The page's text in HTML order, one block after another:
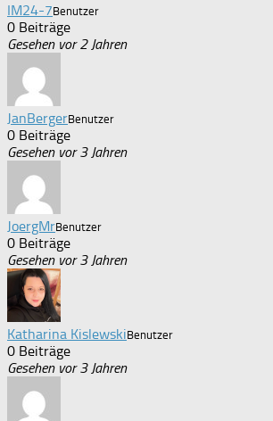
IM24-7Benutzer
0 Beiträge
Gesehen vor 2 Jahren
JanBergerBenutzer
0 Beiträge
Gesehen vor 3 Jahren
JoergMrBenutzer
0 Beiträge
Gesehen vor 3 Jahren
Katharina KislewskiBenutzer
0 Beiträge
Gesehen vor 3 Jahren